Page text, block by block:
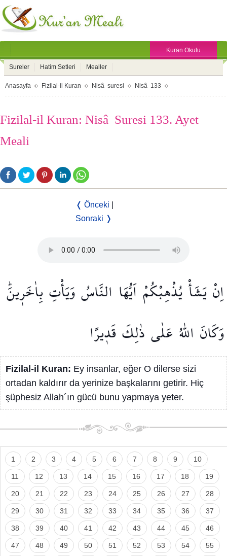
Kuran Okulu
Sureler Hatim Setleri Mealler
Anasayfa Fizilal-il Kuran Nisâ suresi Nisâ 133
Fizilal-il Kuran: Nisâ Suresi 133. Ayet
Meali
❬ Önceki
Sonraki ❭
اِنْيَشَأْيُذْهِبْكُمْاَيُّهَا النَّاسُوَيَأْتِبِاٰخَر۪ينَۜ
وَكَانَ اللّٰهُ عَلٰى ذٰلِكَ قَد۪يرًا
Fizilal-il Kuran: Ey insanlar, eğer O dilerse sizi
ortadan kaldırır da yerinize başkalarını getirir. Hiç
şüphesiz Allah´ın gücü bunu yapmaya yeter.
1 2 3 4 5 6 7 8 9 10
11 12 13 14 15 16 17 18 19
20 21 22 23 24 25 26 27 28
29 30 31 32 33 34 35 36 37
38 39 40 41 42 43 44 45 46
47 48 49 50 51 52 53 54 55